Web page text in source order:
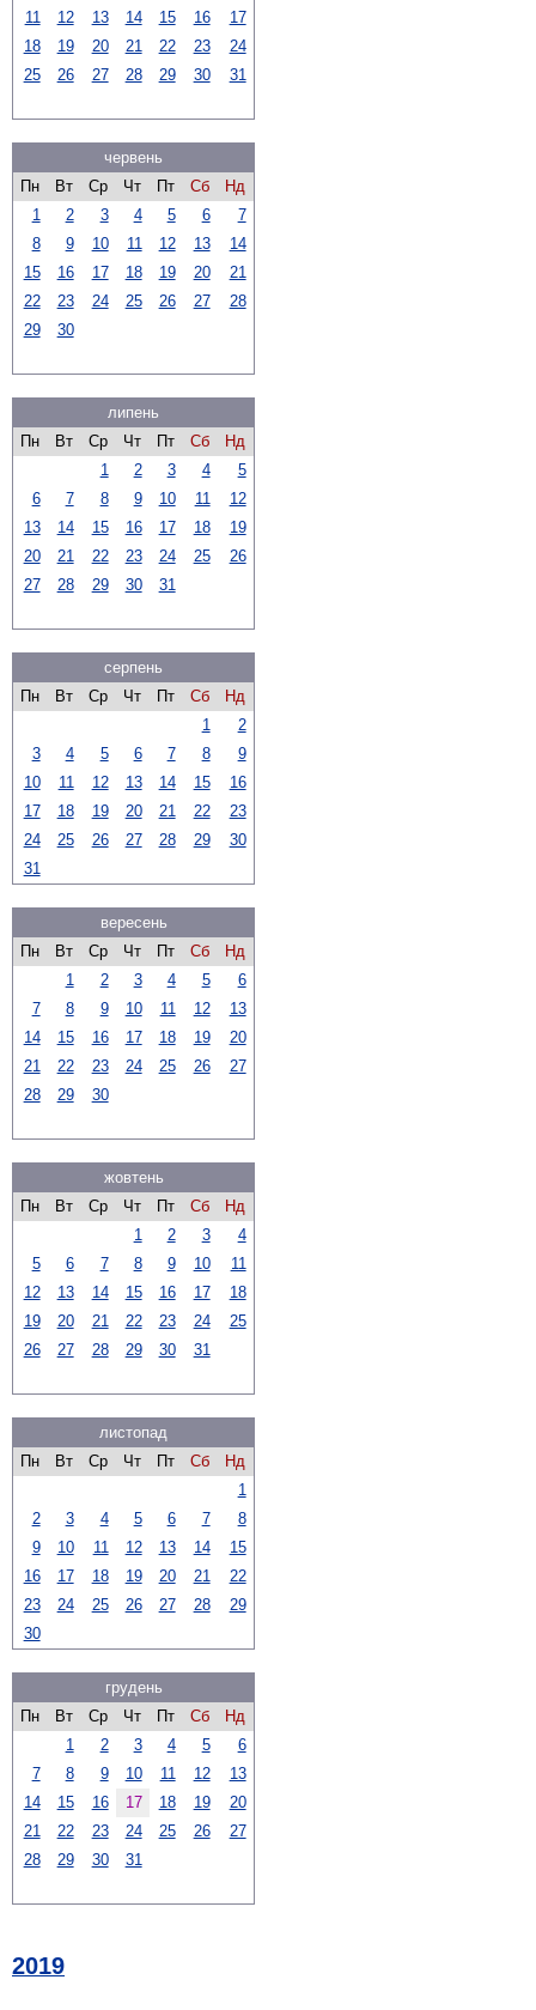
11
12 13 14 15 16
17
18
19 20 21 22 23
24
25
26 27 28 29 30 31
червень
Пн
Вт Ср Чт Пт Сб
Нд
1
2 3 4 5 6
7
8
9 10 11 12 13
14
15
16 17 18 19 20
21
22
23 24 25 26 27
28
29
30
липень
Пн
Вт Ср Чт Пт Сб
Нд
1
2 3 4
5
6
7 8 9 10 11
12
13
14 15 16 17 18
19
20
21 22 23 24 25
26
27
28 29 30 31
серпень
Пн
Вт Ср Чт Пт Сб
Нд
1
2
3
4 5 6 7 8
9
10
11 12 13 14 15
16
17
18 19 20 21 22
23
24
25 26 27 28 29
30
31
вересень
Пн
Вт Ср Чт Пт Сб
Нд
1
2 3 4 5
6
7
8 9 10 11 12
13
14
15 16 17 18 19
20
21
22 23 24 25 26
27
28
29 30
жовтень
Пн
Вт Ср Чт Пт Сб
Нд
1
2 3
4
5
6 7 8 9 10
11
12
13 14 15 16 17
18
19
20 21 22 23 24
25
26
27 28 29 30 31
листопад
Пн
Вт Ср Чт Пт Сб
Нд
1
2
3 4 5 6 7
8
9
10 11 12 13 14
15
16
17 18 19 20 21
22
23
24 25 26 27 28
29
30
грудень
Пн
Вт Ср Чт Пт Сб
Нд
1
2 3 4 5
6
7
8 9 10 11 12
13
14
15 16 17 18 19
20
21
22 23 24 25 26
27
28
29 30 31
2019